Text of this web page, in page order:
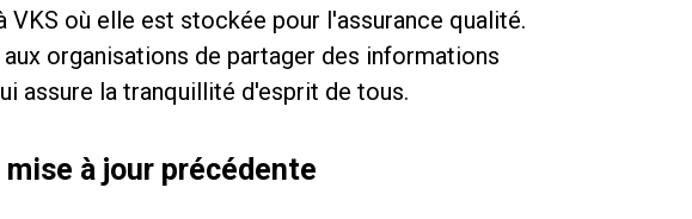
où elle est stockée pour l'assurance qualité.
organisations de partager des informations
assure la tranquillité d'esprit de tous.
à jour précédente